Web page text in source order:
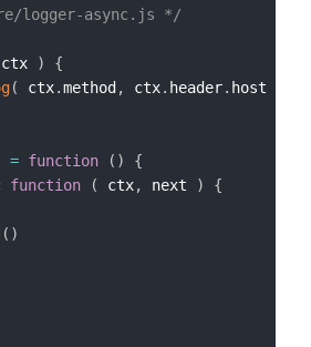
logger-async.js */
ctx )
{
( ctx.method, ctx. header. host
= function ( )
{
function ( ctx, next )
{
( )